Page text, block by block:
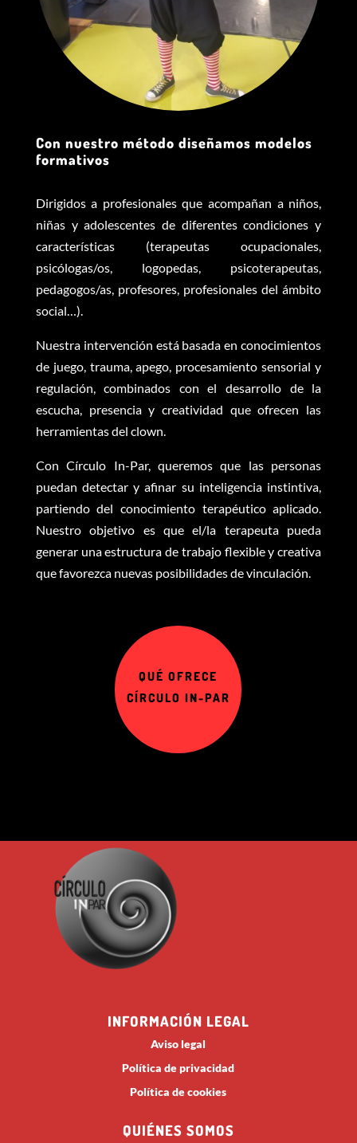
Con nuestro método diseñamos modelos
formativos
Dirigidos a profesionales que acompañan a niños,
niñas y adolescentes de diferentes condiciones y
características (terapeutas ocupacionales,
psicólogas/os, logopedas, psicoterapeutas,
pedagogos/as, profesores, profesionales del ámbito
social…).
Nuestra intervención está basada en conocimientos
de juego, trauma, apego, procesamiento sensorial y
regulación, combinados con el desarrollo de la
escucha, presencia y creatividad que ofrecen las
herramientas del clown.
Con Círculo In-Par, queremos que las personas
puedan detectar y afinar su inteligencia instintiva,
partiendo del conocimiento terapéutico aplicado.
Nuestro objetivo es que el/la terapeuta pueda
generar una estructura de trabajo flexible y creativa
que favorezca nuevas posibilidades de vinculación.
QUÉ OFRECE
CÍRCULO IN-PAR
INFORMACIÓN LEGAL
Aviso legal
Política de privacidad
Política de cookies
QUIÉNES SOMOS